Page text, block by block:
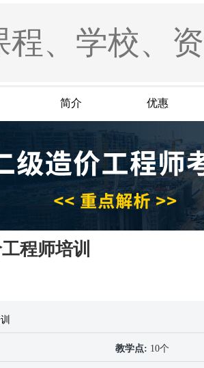
简介 优惠
程师培训
教学点: 10个